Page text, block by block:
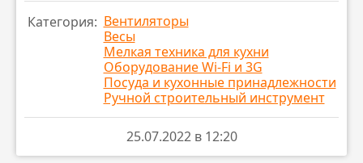
🔸 Wi-Fi роутер Tenda AC6 за
ПЕРЕЙТИ
ПЕРЕЙТИ
🔸 Мультиварка Midea MPC-6001 за- 3699 ₽
ПЕРЕЙТИ
Категория: Вентиляторы
Весы
Мелкая техника для кухни
Оборудование Wi-Fi и 3G
Посуда и кухонные принадлежности
Ручной строительный инструмент
25.07.2022 в 12:20